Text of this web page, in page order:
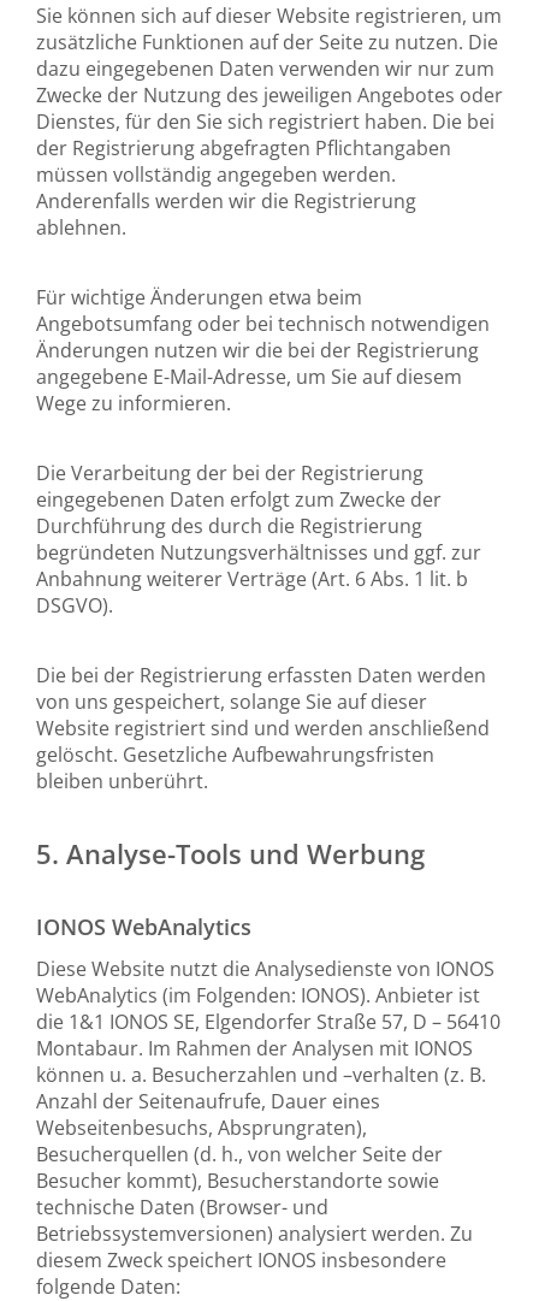
Sie können sich auf dieser Website registrieren, um
zusätzliche Funktionen auf der Seite zu nutzen. Die
dazu eingegebenen Daten verwenden wir nur zum
Zwecke der Nutzung des jeweiligen Angebotes oder
Dienstes, für den Sie sich registriert haben. Die bei
der Registrierung abgefragten Pflichtangaben
müssen vollständig angegeben werden.
Anderenfalls werden wir die Registrierung
ablehnen.
Für wichtige Änderungen etwa beim
Angebotsumfang oder bei technisch notwendigen
Änderungen nutzen wir die bei der Registrierung
angegebene E-Mail-Adresse, um Sie auf diesem
Wege zu informieren.
Die Verarbeitung der bei der Registrierung
eingegebenen Daten erfolgt zum Zwecke der
Durchführung des durch die Registrierung
begründeten Nutzungsverhältnisses und ggf. zur
Anbahnung weiterer Verträge (Art. 6 Abs. 1 lit. b
DSGVO).
Die bei der Registrierung erfassten Daten werden
von uns gespeichert, solange Sie auf dieser
Website registriert sind und werden anschließend
gelöscht. Gesetzliche Aufbewahrungsfristen
bleiben unberührt.
5. Analyse-Tools und Werbung
IONOS WebAnalytics
Diese Website nutzt die Analysedienste von IONOS
WebAnalytics (im Folgenden: IONOS). Anbieter ist
die 1&1 IONOS SE, Elgendorfer Straße 57, D – 56410
Montabaur. Im Rahmen der Analysen mit IONOS
können u. a. Besucherzahlen und –verhalten (z. B.
Anzahl der Seitenaufrufe, Dauer eines
Webseitenbesuchs, Absprungraten),
Besucherquellen (d. h., von welcher Seite der
Besucher kommt), Besucherstandorte sowie
technische Daten (Browser- und
Betriebssystemversionen) analysiert werden. Zu
diesem Zweck speichert IONOS insbesondere
folgende Daten: